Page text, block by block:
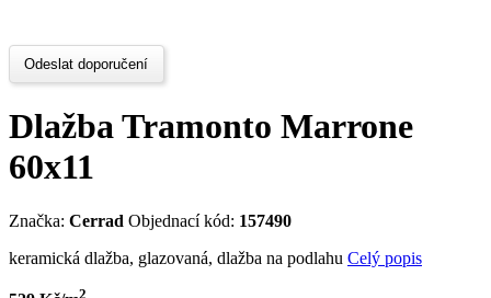
Odeslat doporučení
Dlažba Tramonto Marrone
60x11
Značka: Cerrad Objednací kód: 157490
keramická dlažba, glazovaná, dlažba na podlahu Celý popis
2